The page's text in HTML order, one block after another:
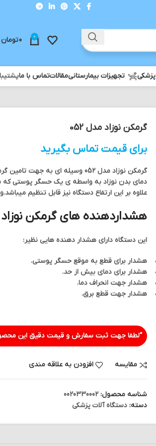
0
0تومان
پزشکی تجهیزات بیمارستانیمقالاتتماس با ماپشتیبانی تلفنی :
گرمکن نوزاد مدل 052
برای قیمت تماس بگیرید
گرمکن نوزاد مدل 052 وسیله ای
دمای بدن نوزاد به واسطه ی یک حسگر پوستی که
علاوه بر این ارتفاع دستگاه نیز قابل تنظیم
هشداردهنده های گرمکن نوزاد
این دستگاه دارای هشدار دهنده هایی نظیر:
هشدار برای قطع به موقع حسگر پوستی.
هشدار برای دمای بیش از حد.
هشدار جهت انحراف دما.
هشدار جهت قطع برق.
“لطفا جهت ثبت سفارش و قیمت دقیق این
مقایسه افزودن به علاقه مندی
شناسه محصول: 0020330002
دسته: دستگاه آلات پزشکی